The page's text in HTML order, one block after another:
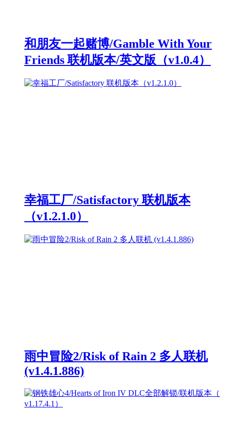
和朋友一起赌博/Gamble With Your
Friends 联机版本/英文版（v1.0.4）
幸福工厂/Satisfactory 联机版本
（v1.2.1.0）
雨中冒险2/Risk of Rain 2 多人联机
(v1.4.1.886)